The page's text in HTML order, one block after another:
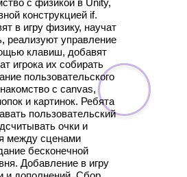
с физикой в Unity,
конструкцией if.
в игру физику, научат
реализуют управление
клавиш, добавят
игрока их собирать
пользовательского
с canvas,
и картинок. Ребята
пользовательский
очки и
между сценами
бесконечной
Добавление в игру